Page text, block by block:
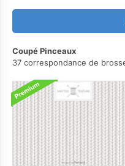
Coupé Pinceaux
37 correspondance de